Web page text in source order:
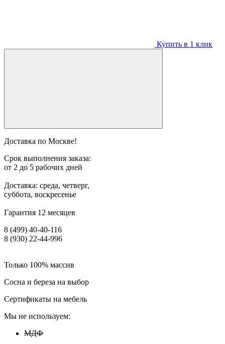
Купить в 1 клик
Доставка по Москве!
Срок выполнения заказа:
от 2 до 5 рабочих дней
Доставка: среда, четверг,
суббота, воскресенье
Гарантия 12 месяцев
8 (499) 40-40-116
8 (930) 22-44-996
Только 100% массив
Сосна и береза на выбор
Сертификаты на мебель
Мы не используем:
МДФ